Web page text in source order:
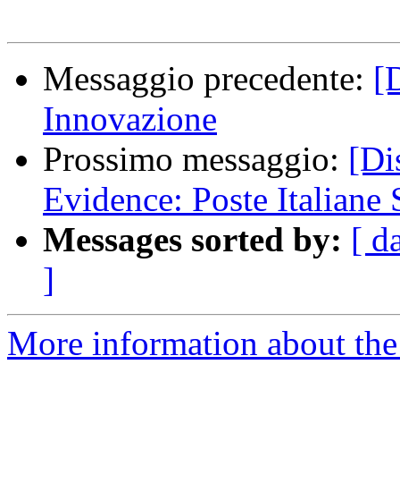
Messaggio precedente:
Innovazione
Prossimo messaggio:
Evidence: Poste Italiane
Messages sorted by: [
]
More information about